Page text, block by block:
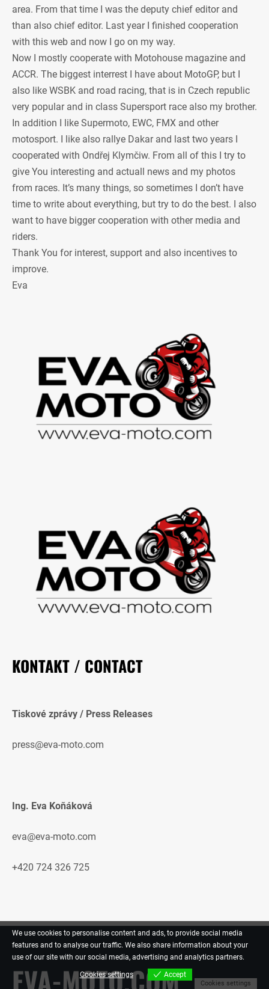
area. From that time I was the deputy chief editor and
than also chief editor. Last year I finished cooperation
with this web and now I go on my way.
Now I mostly cooperate with Motohouse magazine and
ACCR. The biggest interrest I have about MotoGP, but I
also like WSBK and road racing, that is in Czech republic
very popular and in class Supersport race also my brother.
In addition I like Supermoto, EWC, FMX and other
motosport. I like also rallye Dakar and last two years I
cooperated with Ondřej Klymčiw. From all of this I try to
give You interesting and actuall news and my photos
from races. It’s many things, so sometimes I don’t have
time to write about everything, but try to do the best. I also
want to have bigger cooperation with other media and
riders.
Thank You for interest, support and also incentives to
improve.
Eva
KONTAKT / CONTACT
Tiskové zprávy / Press Releases
press@eva-moto.com
Ing. Eva Koňáková
eva@eva-moto.com
+420 724 326 725
EVA-MOTO.COM
We use cookies to personalise content and ads, to provide social media
features and to analyse our traffic. We also share information about your
use of our site with our social media, advertising and analytics partners.
Cookies settings Accept
Cookies settings